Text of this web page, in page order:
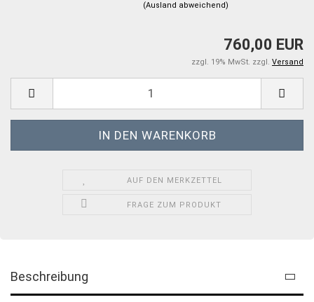
(Ausland abweichend)
760,00 EUR
zzgl. 19% MwSt. zzgl. Versand
AUF DEN MERKZETTEL
FRAGE ZUM PRODUKT
Beschreibung